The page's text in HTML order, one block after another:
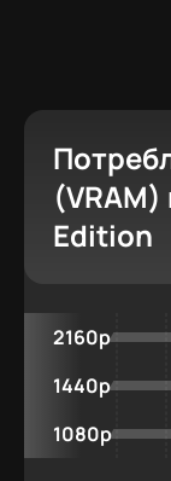
Edition
2160p
1440p
1080p